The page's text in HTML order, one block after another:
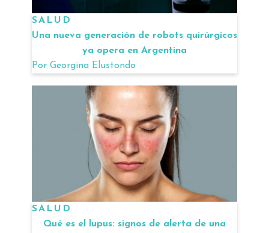
SALUD
Una nueva generación de robots quirúrgicos
ya opera en Argentina
Por Georgina Elustondo
SALUD
Qué es el lupus: signos de alerta de una